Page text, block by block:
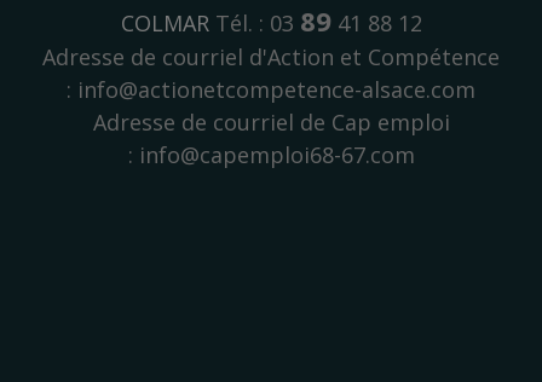
COLMAR Tél. : 03 8941 88 12
Adresse de courriel d'Action et Compétence
: info@actionetcompetence-alsace.com
Adresse de courriel de Cap emploi
: info@capemploi68-67.com